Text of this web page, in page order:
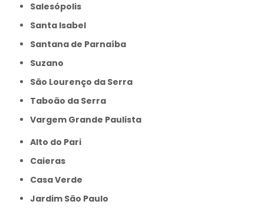
Salesópolis
Santa Isabel
Santana de Parnaíba
Suzano
São Lourenço da Serra
Taboão da Serra
Vargem Grande Paulista
Alto do Pari
Caieras
Casa Verde
Jardim São Paulo